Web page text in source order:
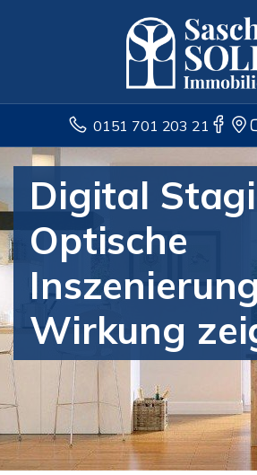
0151 701 203 21
Digital
Optische
Wirkung